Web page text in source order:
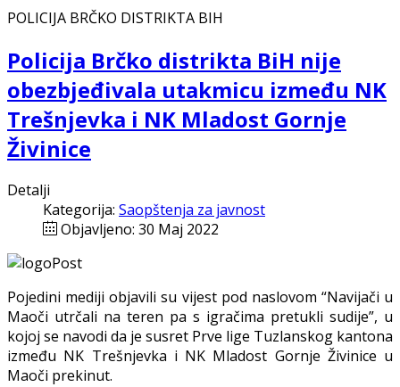
POLICIJA BRČKO DISTRIKTA BIH
Policija Brčko distrikta BiH nije
obezbjeđivala utakmicu između NK
Trešnjevka i NK Mladost Gornje
Živinice
Detalji
Kategorija: Saopštenja za javnost
Objavljeno: 30 Maj 2022
Pojedini mediji objavili su vijest pod naslovom “Navijači u
Maoči utrčali na teren pa s igračima pretukli sudije”, u
kojoj se navodi da je susret Prve lige Tuzlanskog kantona
između NK Trešnjevka i NK Mladost Gornje Živinice u
Maoči prekinut.